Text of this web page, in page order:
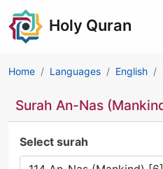
Holy Quran
Home Languages English
Surah An-Nas
Select surah